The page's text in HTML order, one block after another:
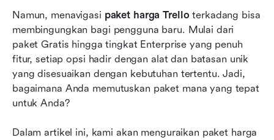
Namun, menavigasi paket harga Trello terkadang bisa
membingungkan bagi pengguna baru. Mulai dari
paket Gratis hingga tingkat Enterprise yang penuh
fitur, setiap opsi hadir dengan alat dan batasan unik
yang disesuaikan dengan kebutuhan tertentu. Jadi,
bagaimana Anda memutuskan paket mana yang tepat
untuk Anda?
Dalam artikel ini, kami akan menguraikan paket harga
Kesimpulan